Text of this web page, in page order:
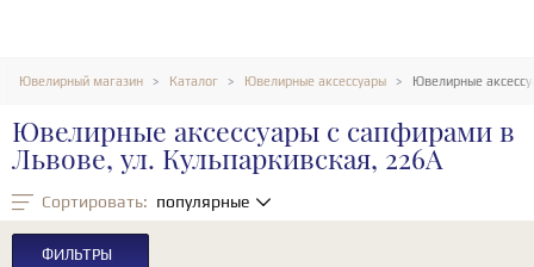
Ювелирный магазин Каталог Ювелирные аксессуары Ювелирные
Ювелирные аксессуары с сапфирами в
Львове, ул. Кульпаркивская, 226А
Сортировать: популярные
ФИЛЬТРЫ